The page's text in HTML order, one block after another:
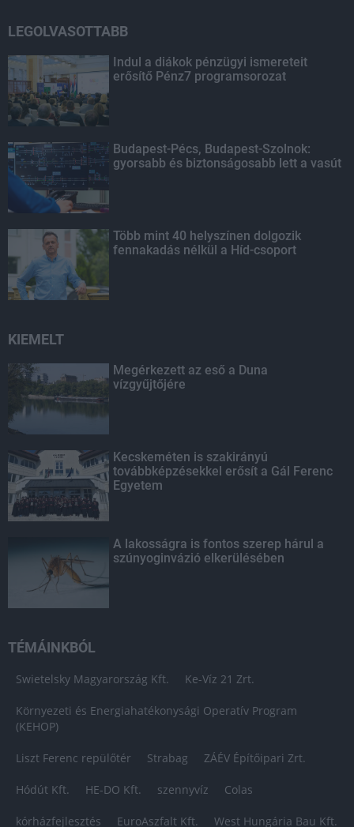
LEGOLVASOTTABB
Indul a diákok pénzügyi ismereteit
erősítő Pénz7 programsorozat
Budapest-Pécs, Budapest-Szolnok:
gyorsabb és biztonságosabb lett a vasút
Több mint 40 helyszínen dolgozik
fennakadás nélkül a Híd-csoport
KIEMELT
Megérkezett az eső a Duna
vízgyűjtőjére
Kecskeméten is szakirányú
továbbképzésekkel erősít a Gál Ferenc
Egyetem
A lakosságra is fontos szerep hárul a
szúnyoginvázió elkerülésében
TÉMÁINKBÓL
Swietelsky Magyarország Kft. Ke-Víz 21 Zrt.
Környezeti és Energiahatékonysági Operatív Program
(KEHOP)
Liszt Ferenc repülőtér Strabag ZÁÉV Építőipari Zrt.
Hódút Kft. HE-DO Kft. szennyvíz Colas
kórházfejlesztés EuroAszfalt Kft. West Hungária Bau Kft.